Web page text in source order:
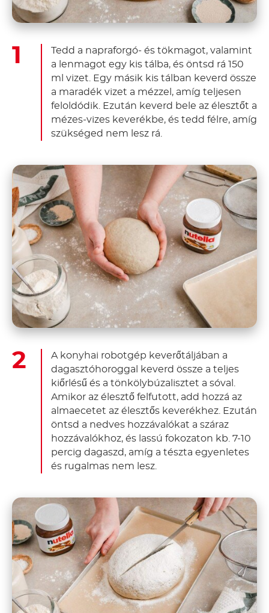
Tedd a napraforgó- és tökmagot, valamint
a lenmagot egy kis tálba, és öntsd rá 150
ml vizet. Egy másik kis tálban keverd össze
a maradék vizet a mézzel, amíg teljesen
feloldódik. Ezután keverd bele az élesztőt a
mézes-vizes keverékbe, és tedd félre, amíg
szükséged nem lesz rá.
A konyhai robotgép keverőtáljában a
dagasztóhoroggal keverd össze a teljes
kiőrlésű és a tönkölybúzalisztet a sóval.
Amikor az élesztő felfutott, add hozzá az
almaecetet az élesztős keverékhez. Ezután
öntsd a nedves hozzávalókat a száraz
hozzávalókhoz, és lassú fokozaton kb. 7-10
percig dagaszd, amíg a tészta egyenletes
és rugalmas nem lesz.